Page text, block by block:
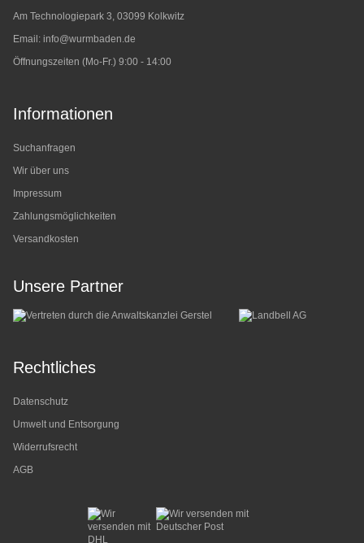
Am Technologiepark 3, 03099 Kolkwitz
Email: info@wurmbaden.de
Öffnungszeiten (Mo-Fr.) 9:00 - 14:00
Informationen
Suchanfragen
Wir über uns
Impressum
Zahlungsmöglichkeiten
Versandkosten
Unsere Partner
Rechtliches
Datenschutz
Umwelt und Entsorgung
Widerrufsrecht
AGB